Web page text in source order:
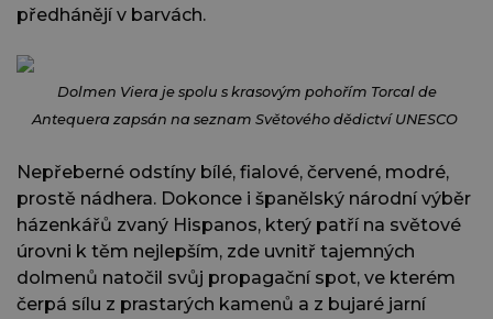
předhánějí v barvách.
Dolmen Viera je spolu s krasovým pohořím Torcal de
Antequera zapsán na seznam Světového dědictví UNESCO
Nepřeberné odstíny bílé, fialové, červené, modré,
prostě nádhera. Dokonce i španělský národní výběr
házenkářů zvaný Hispanos, který patří na světové
úrovni k těm nejlepším, zde uvnitř tajemných
dolmenů natočil svůj propagační spot, ve kterém
čerpá sílu z prastarých kamenů a z bujaré jarní